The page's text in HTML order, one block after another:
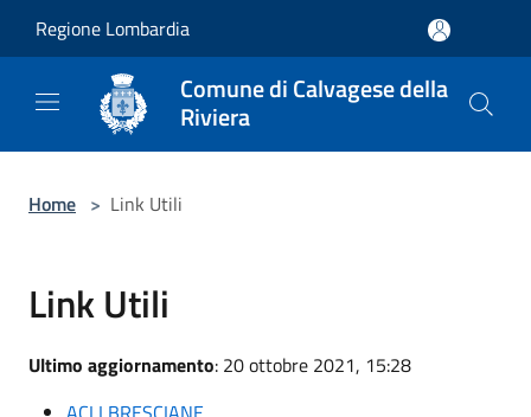
Regione Lombardia
Comune di Calvagese della
Riviera
Home > Link Utili
Link Utili
Ultimo aggiornamento: 20 ottobre 2021, 15:28